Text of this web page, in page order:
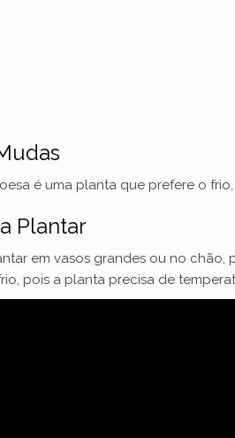
é uma planta que prefere o
Plantar
em vasos grandes ou no chão,
pois a planta precisa de